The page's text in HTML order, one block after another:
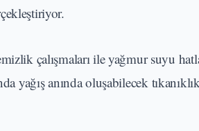
çalışmaları ile yağmur suyu
yağış anında oluşabilecek